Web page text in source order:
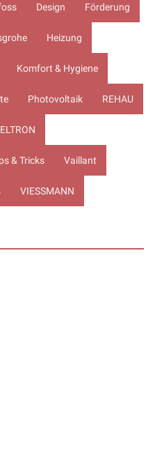
Design Förderung
Heizung
Komfort & Hygiene
Photovoltaik REHAU
& Tricks Vaillant
VIESSMANN